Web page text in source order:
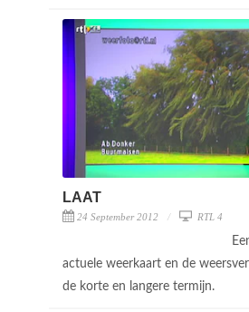
LAAT
24 September 2012 RTL 4
actuele weerkaart en de
de korte en langere termijn.